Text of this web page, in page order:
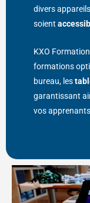
divers
soient
KXO
formations
bureau, les
garantissant
vos